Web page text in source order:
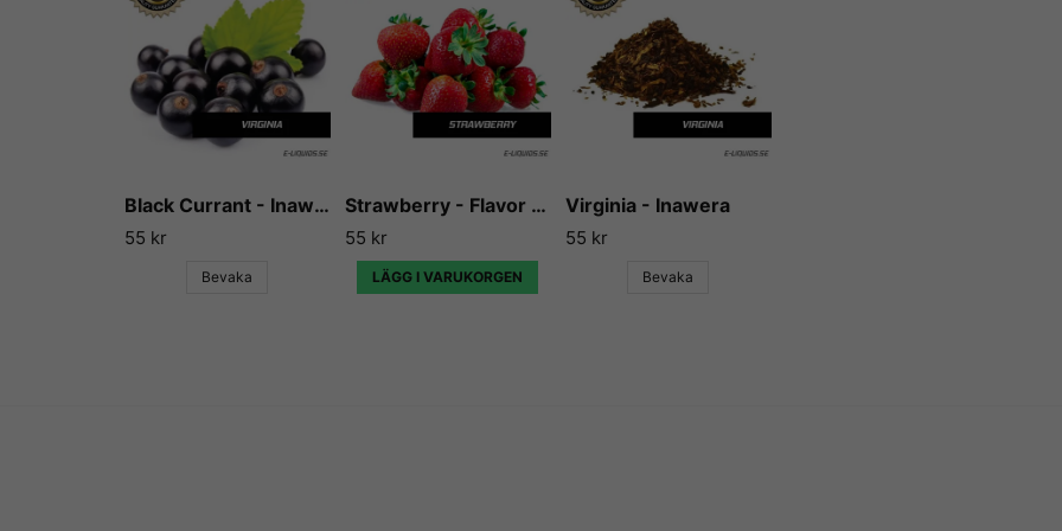
Black Currant - Inawera
55 kr
Bevaka
Strawberry - Flavor West
55 kr
LÄGG I VARUKORGEN
Virginia - Inawera
55 kr
Bevaka